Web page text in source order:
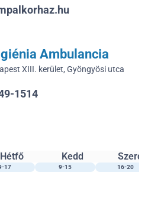
Ambulancia
XIII. kerület, Gyöngyösi utca
1514
Hétfő Kedd
Szerda
17 9-15 16-20